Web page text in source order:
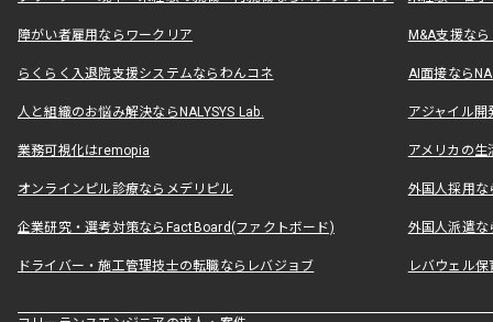
障がい者雇用ならワークリア M&A支援な
らくらく入退院支援システムならわんコネ AI面接なら
人と組織のお悩み解決ならNALYSYS Lab. アジャイル
業務可視化はremopia アメリカの
オンラインピル診療ならメデリピル 外国人採用
企業研究・選考対策ならFactBoard(ファクトボード) 外国人派遣な
ドライバー・施工管理技士の転職ならレバジョブ レバウェル